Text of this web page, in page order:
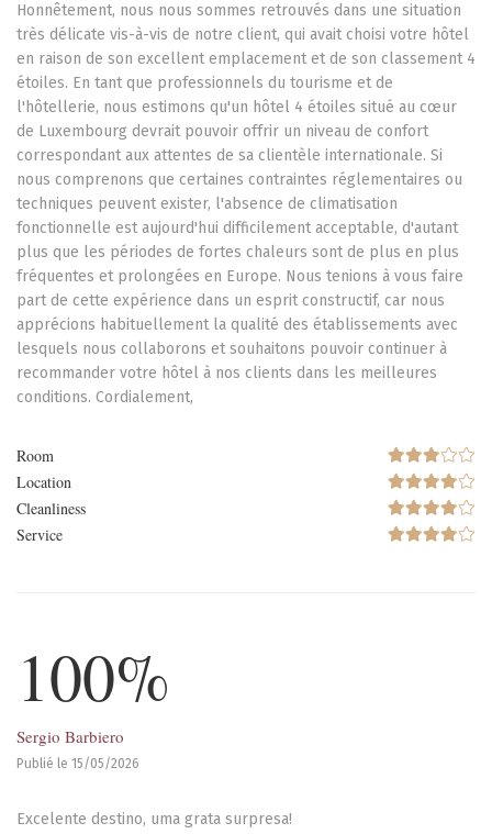
Honnêtement, nous nous sommes retrouvés dans une situation
très délicate vis-à-vis de notre client, qui avait choisi votre hôtel
en raison de son excellent emplacement et de son classement 4
étoiles. En tant que professionnels du tourisme et de
l'hôtellerie, nous estimons qu'un hôtel 4 étoiles situé au cœur
de Luxembourg devrait pouvoir offrir un niveau de confort
correspondant aux attentes de sa clientèle internationale. Si
nous comprenons que certaines contraintes réglementaires ou
techniques peuvent exister, l'absence de climatisation
fonctionnelle est aujourd'hui difficilement acceptable, d'autant
plus que les périodes de fortes chaleurs sont de plus en plus
fréquentes et prolongées en Europe. Nous tenions à vous faire
part de cette expérience dans un esprit constructif, car nous
apprécions habituellement la qualité des établissements avec
lesquels nous collaborons et souhaitons pouvoir continuer à
recommander votre hôtel à nos clients dans les meilleures
conditions. Cordialement,
Room
Location
Cleanliness
Service
100%
Sergio Barbiero
Publié le 15/05/2026
Excelente destino, uma grata surpresa!